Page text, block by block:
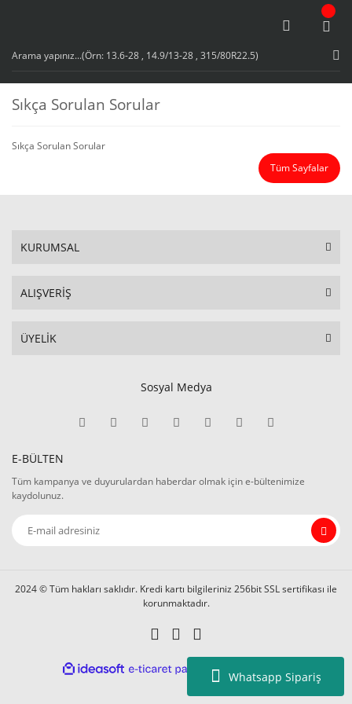
Whatsapp Sipariş
Sıkça Sorulan Sorular
Sıkça Sorulan Sorular
Tüm Sayfalar
KURUMSAL
ALIŞVERİŞ
ÜYELİK
Sosyal Medya
E-BÜLTEN
Tüm kampanya ve duyurulardan haberdar olmak için e-bültenimize
kaydolunuz.
2024 © Tüm hakları saklıdır. Kredi kartı bilgileriniz 256bit SSL sertifikası ile
korunmaktadır.
ideasoft
ticaret
paketleri
hazırlandı.